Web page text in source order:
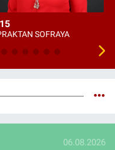
SOFRAYA
06.08.2026